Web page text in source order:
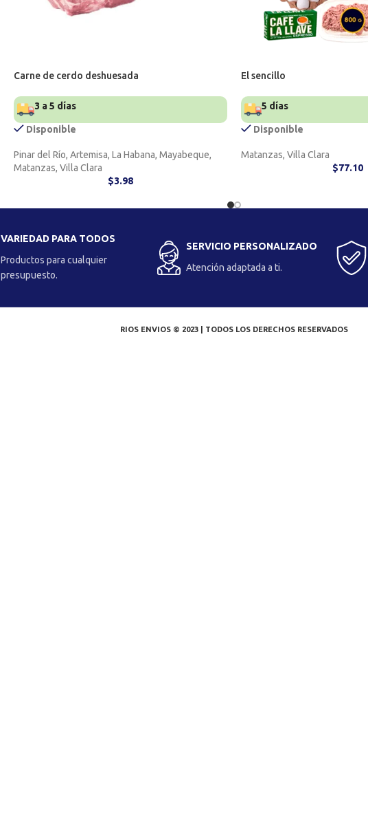
Carne de cerdo deshuesada
3 a 5 días
Disponible
Pinar del Río, Artemisa, La Habana, Mayabeque,
Matanzas, Villa Clara
$3.98
El sencillo
5 días
Disponible
Matanzas, Villa Clara
$77.10
VARIEDAD PARA TODOS
Productos para cualquier
presupuesto.
SERVICIO PERSONALIZADO
Atención adaptada a ti.
RIOS ENVIOS © 2023 | TODOS LOS DERECHOS RESERVADOS